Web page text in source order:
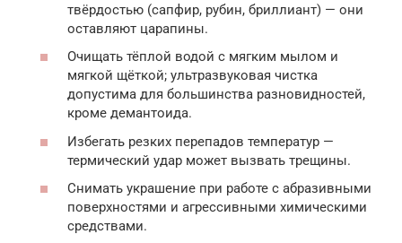
твёрдостью (сапфир, рубин, бриллиант) — они
оставляют царапины.
Очищать тёплой водой с мягким мылом и
мягкой щёткой; ультразвуковая чистка
допустима для большинства разновидностей,
кроме демантоида.
Избегать резких перепадов температур —
термический удар может вызвать трещины.
Снимать украшение при работе с абразивными
поверхностями и агрессивными химическими
средствами.